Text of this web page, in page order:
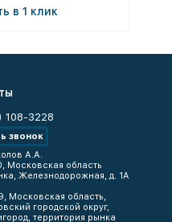
в 1 клик
108-3228
звонок
А.А.
Московская область
Железнодорожная, д. 1А
Московская область,
городской округ,
территория рынка